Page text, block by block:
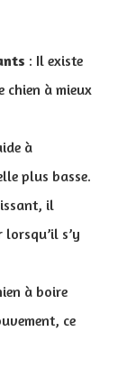
: Il existe
chien à mieux
à
plus basse.
il
s’y
à boire
ce